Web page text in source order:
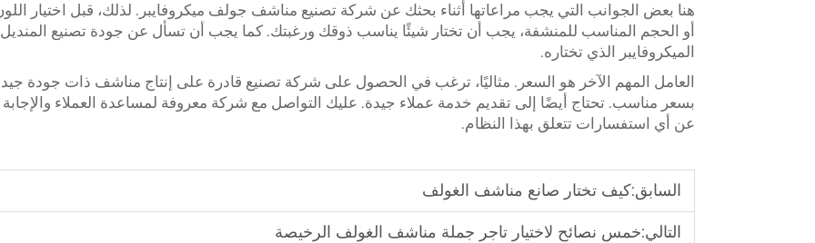
هنا بعض الجوانب التي يجب مراعاتها أثناء بحثك عن شركة تصنيع مناشف جولف ميكروفايبر. لذلك، قبل اختيار
أو الحجم المناسب للمنشفة، يجب أن تختار شيئًا يناسب ذوقك ورغبتك. كما يجب أن تسأل عن جودة تصنيع المنديل
الميكروفايبر الذي تختاره.
العامل المهم الآخر هو السعر. مثاليًا، ترغب في الحصول على شركة تصنيع قادرة على إنتاج مناشف ذات جودة
بسعر مناسب. تحتاج أيضًا إلى تقديم خدمة عملاء جيدة. عليك التواصل مع شركة معروفة لمساعدة العملاء والإجابة
عن أي استفسارات تتعلق بهذا النظام.
السابق:كيف تختار صانع مناشف الغولف
التالي:خمس نصائح لاختيار تاجر جملة مناشف الغولف الرخيصة